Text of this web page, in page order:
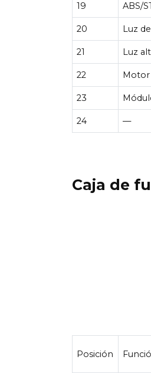
19 ABS/
20 Luz
21 Luz
22 Motor
23
24 —
Caja de
Posición